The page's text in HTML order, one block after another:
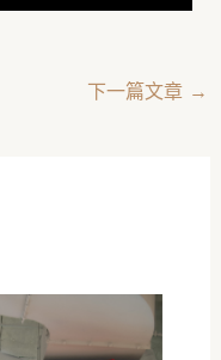
下一篇文章 →